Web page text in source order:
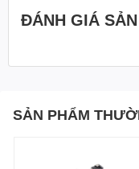
ĐÁNH GIÁ
SẢN PHẨM